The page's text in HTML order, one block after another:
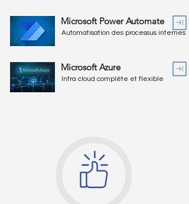
Microsoft Power Automate
Automatisation des processus internes
Microsoft Azure
Infra cloud complète et flexible